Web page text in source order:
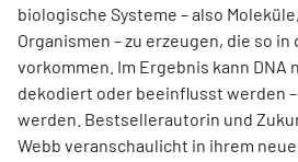
biologische Systeme – also
Organismen – zu erzeugen, die so
vorkommen. Im Ergebnis kann DNA
dekodiert oder beeinflusst werden
werden. Best­sellerautorin und
Webb veranschaulicht in ihrem